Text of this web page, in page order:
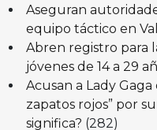
Aseguran
equipo táctico en
Abren registro para
jóvenes de 14 a 29
Acusan a Lady
zapatos rojos” por
significa? (282)